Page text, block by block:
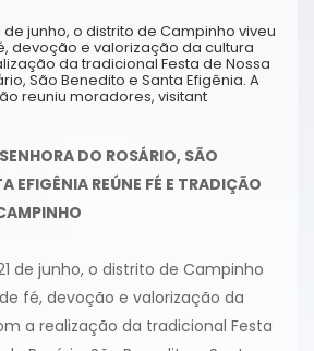
de junho, o distrito de Campinho viveu
devoção e valorização da cultura
da tradicional Festa de Nossa
São Benedito e Santa Efigênia. A
reuniu moradores, visitant
DO ROSÁRIO, SÃO
EFIGÊNIA REÚNE FÉ E TRADIÇÃO
de junho, o distrito de Campinho
fé, devoção e valorização da
a realização da tradicional Festa